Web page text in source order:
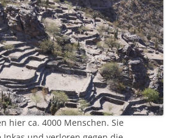
hier ca. 4000 Menschen. Sie